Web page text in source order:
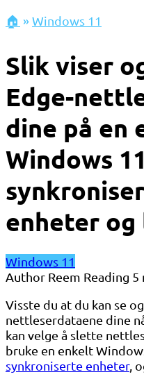
🏠 »Windows 11
Slik viser
Edge-
dine på en
Windows
enheter
Windows 11
Author Reem Reading 5
Visste du at du kan se
nettleserdataene dine
kan velge å slette
bruke en enkelt
synkroniserte enheter,